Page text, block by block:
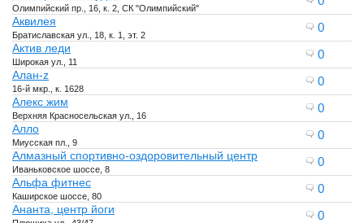
Олимпийский пр., 16, к. 2, СК "Олимпийский"
Аквилея
Братиславская ул., 18, к. 1, эт. 2
0
Актив леди
Широкая ул., 11
0
Алан-z
16-й мкр., к. 1628
0
Алекс жим
Верхняя Красносельская ул., 16
0
Алло
Миусская пл., 9
0
Алмазный спортивно-оздоровительный центр
Иваньковское шоссе, 8
0
Альфа фитнес
Каширское шоссе, 80
0
Ананта, центр йоги 0